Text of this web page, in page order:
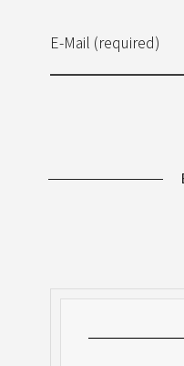
E-Mail (required)